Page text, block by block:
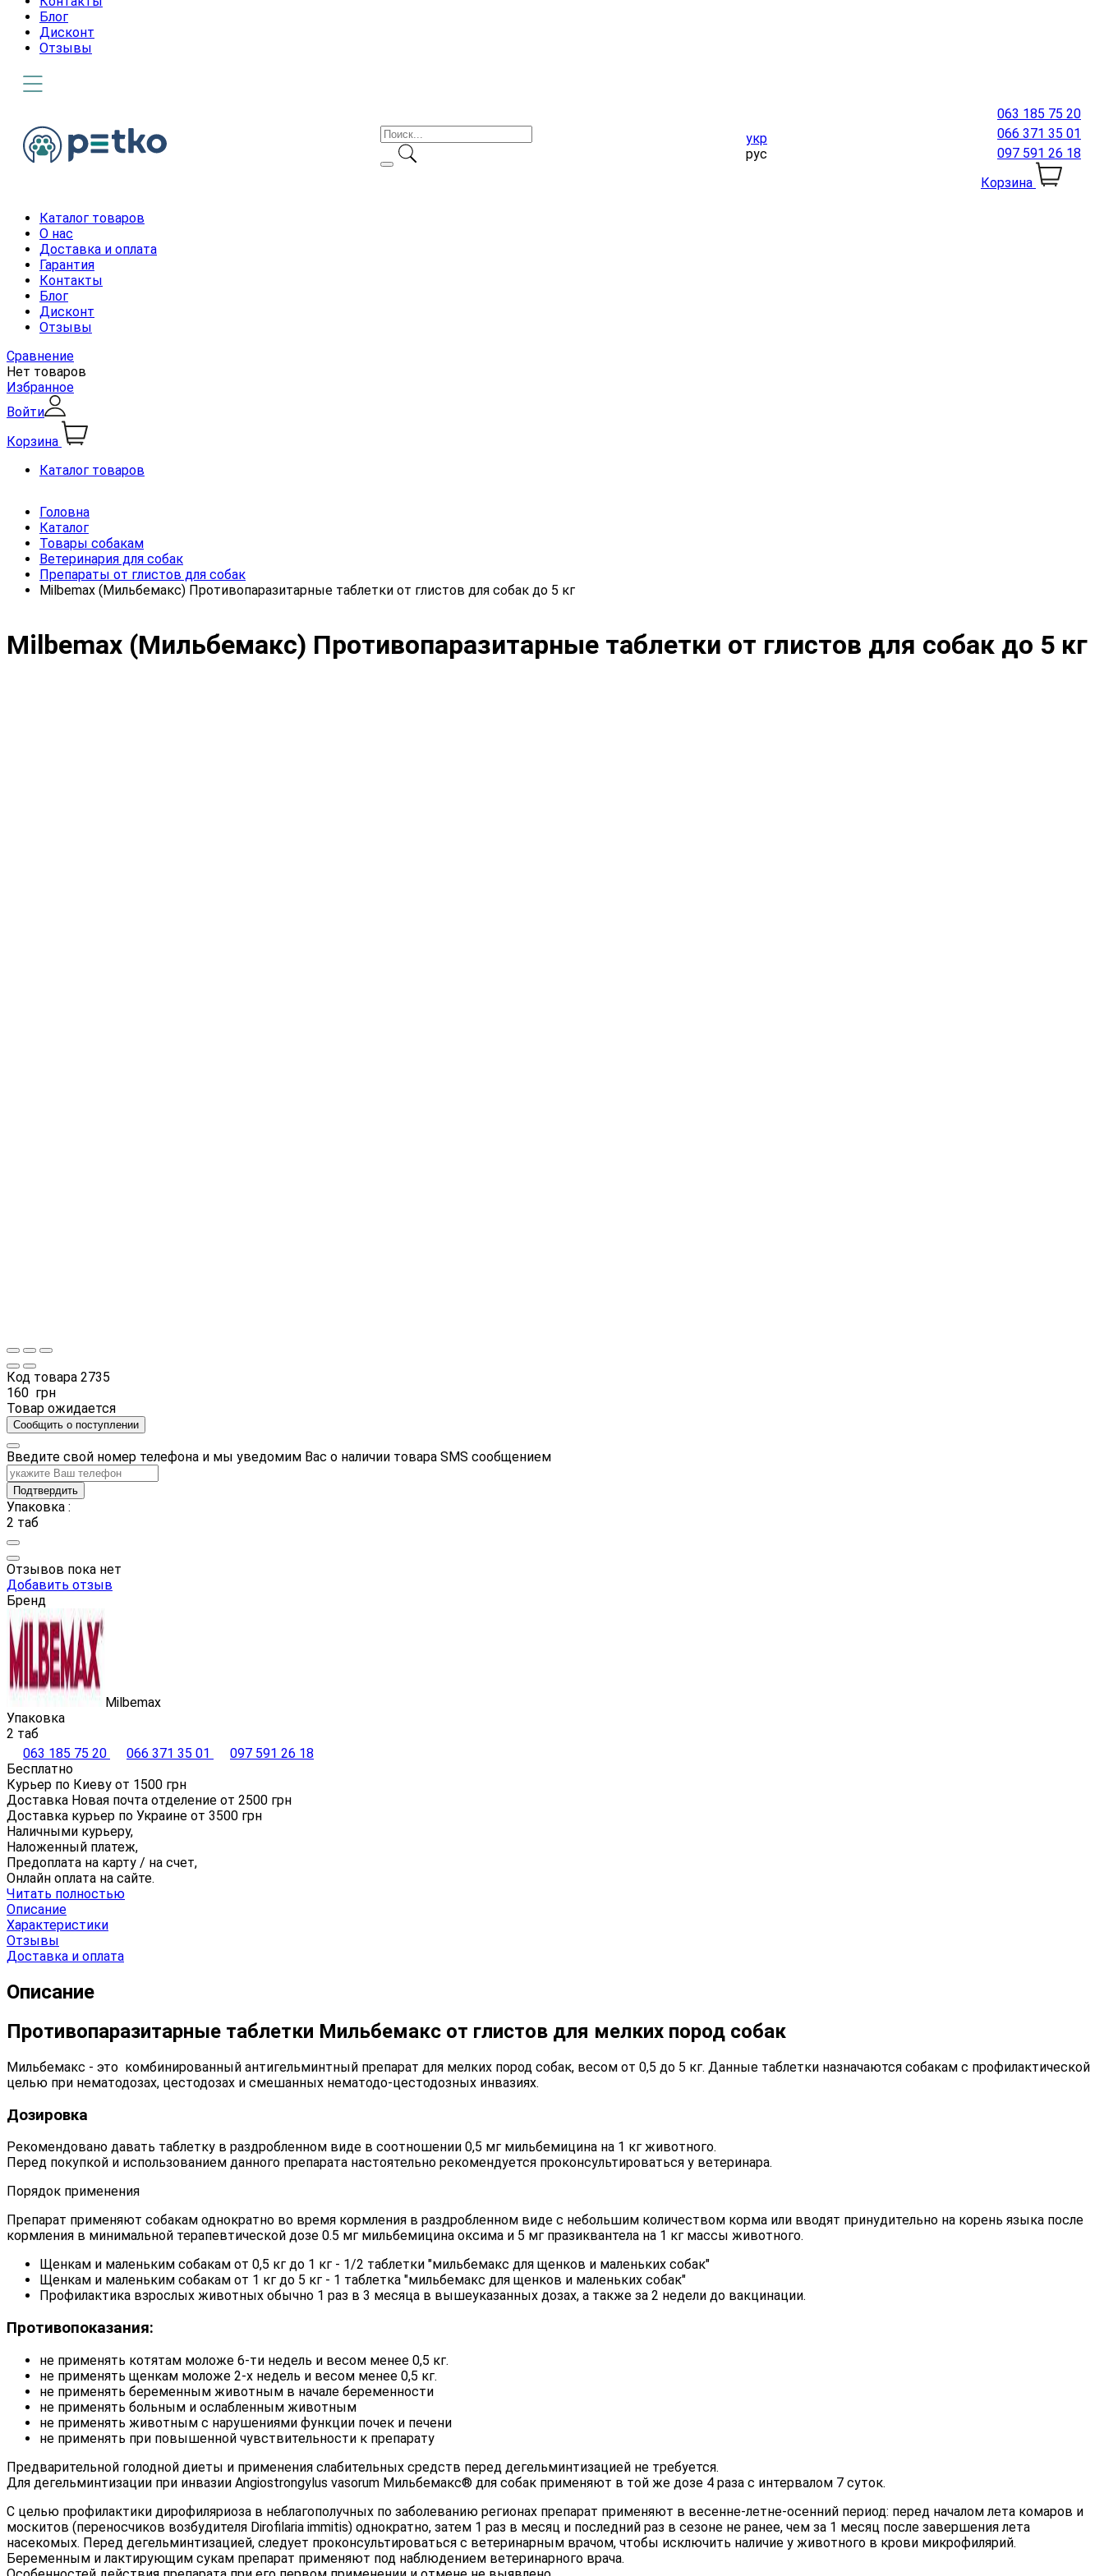
Блог
Дисконт
Отзывы
укр
рус
063 185 75 20
066 371 35 01
097 591 26 18
Корзина
Каталог товаров
О нас
Доставка и оплата
Гарантия
Контакты
Блог
Дисконт
Отзывы
Сравнение
Нет товаров
Избранное
Войти
Корзина
Каталог товаров
Головна
Каталог
Товары собакам
Ветеринария для собак
Препараты от глистов для собак
Milbemax (Мильбемакс) Противопаразитарные таблетки от глистов для собак до 5 кг
Milbemax (Мильбемакс) Противопаразитарные таблетки от глистов для собак до 5 кг
Код товара 2735
160 грн
Товар ожидается
Сообщить о поступлении
Введите свой номер телефона и мы уведомим Вас о наличии товара SMS сообщением
Подтвердить
Упаковка :
2 таб
Отзывов пока нет
Добавить отзыв
Бренд
Milbemax
Упаковка
2 таб
063 185 75 20
066 371 35 01
097 591 26 18
Бесплатно
Курьер по Киеву от 1500 грн
Доставка Новая почта отделение от 2500 грн
Доставка курьер по Украине от 3500 грн
Наличными курьеру,
Наложенный платеж,
Предоплата на карту / на счет,
Онлайн оплата на сайте.
Читать полностью
Описание
Характеристики
Отзывы
Доставка и оплата
Описание
Противопаразитарные таблетки Мильбемакс от глистов для мелких пород собак
Мильбемакс - это комбинированный антигельминтный препарат для мелких пород собак, весом от 0,5 до 5 кг. Данные таблетки назначаются собакам с профилактической
целью при нематодозах, цестодозах и смешанных нематодо-цестодозных инвазиях.
Дозировка
Рекомендовано давать таблетку в раздробленном виде в соотношении 0,5 мг мильбемицина на 1 кг животного.
Перед покупкой и использованием данного препарата настоятельно рекомендуется проконсультироваться у ветеринара.
Порядок применения
Препарат применяют собакам однократно во время кормления в раздробленном виде с небольшим количеством корма или вводят принудительно на корень языка после
кормления в минимальной терапевтической дозе 0.5 мг мильбемицина оксима и 5 мг празиквантела на 1 кг массы животного.
Щенкам и маленьким собакам от 0,5 кг до 1 кг - 1/2 таблетки "мильбемакс для щенков и маленьких собак"
Щенкам и маленьким собакам от 1 кг до 5 кг - 1 таблетка "мильбемакс для щенков и маленьких собак"
Профилактика взрослых животных обычно 1 раз в 3 месяца в вышеуказанных дозах, а также за 2 недели до вакцинации.
Противопоказания:
не применять котятам моложе 6-ти недель и весом менее 0,5 кг.
не применять щенкам моложе 2-х недель и весом менее 0,5 кг.
не применять беременным животным в начале беременности
не применять больным и ослабленным животным
не применять животным с нарушениями функции почек и печени
не применять при повышенной чувствительности к препарату
Предварительной голодной диеты и применения слабительных средств перед дегельминтизацией не требуется.
Для дегельминтизации при инвазии Angiostrongylus vasorum Мильбемакс® для собак применяют в той же дозе 4 раза с интервалом 7 суток.
С целью профилактики дирофиляриоза в неблагополучных по заболеванию регионах препарат применяют в весенне-летне-осенний период: перед началом лета комаров и
москитов (переносчиков возбудителя Dirofilaria immitis) однократно, затем 1 раз в месяц и последний раз в сезоне не ранее, чем за 1 месяц после завершения лета
насекомых. Перед дегельминтизацией, следует проконсультироваться с ветеринарным врачом, чтобы исключить наличие у животного в крови микрофилярий.
Беременным и лактирующим сукам препарат применяют под наблюдением ветеринарного врача.